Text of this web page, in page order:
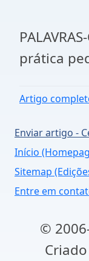
prática
Artigo
Enviar artigo -
Início
Sitemap
Entre em
©